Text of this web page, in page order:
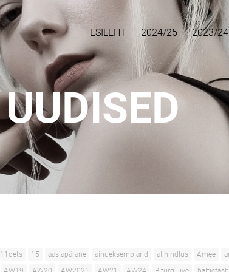
ESILEHT 2024/25 2023/24
UUDISED
11dets 15 aasiapärane ainueksemplarid allhindlus Amee